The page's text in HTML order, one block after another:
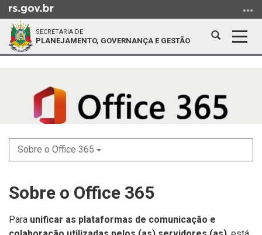
para
conteúdo
busca
SECRETARIA DE
PLANEJAMENTO, GOVERNANÇA E GESTÃO
Abrir
conteúdo
Sobre o Office 365
Sobre o Office 365
Para unificar as plataformas de comunicação e